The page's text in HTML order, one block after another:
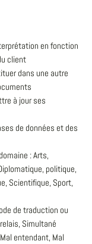
en fonction
client
dans une autre
à jour ses
de données et des
: Arts,
politique,
Scientifique, Sport,
de traduction ou
Simultané
entendant, Mal